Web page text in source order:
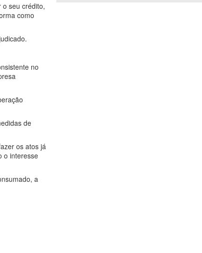
o seu crédito,
como
no
de
os atos já
o interesse
a